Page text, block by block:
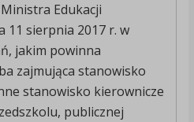
Edukacji
11 sierpnia 2017 r. w
jakim powinna
zajmująca stanowisko
stanowisko kierownicze
publicznej